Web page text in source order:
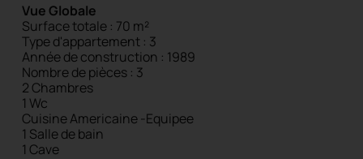
Vue Globale
Surface totale : 70 m²
Type d'appartement : 3
Année de construction : 1989
Nombre de pièces : 3
2 Chambres
1 Wc
Cuisine Americaine -Equipee
1 Salle de bain
1 Cave